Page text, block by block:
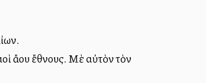
ἄλλου ἔθνους. Μὲ αὐτὸν τὸν